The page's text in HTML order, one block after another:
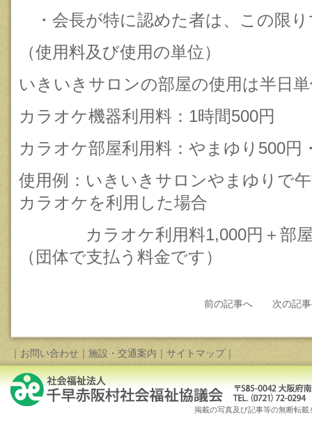
・会長が特に認めた者は、この限
（使用料及び使用の単位）
いきいきサロンの部屋の使用は半日
カラオケ機器利用料：1時間500円
カラオケ部屋利用料：やまゆり500円
使用例：いきいきサロンやまゆりで
カラオケを利用した場合
カラオケ利用料1,000円＋部屋
（団体で支払う料金です）
前の記事へ 次の記
｜ お問い合わせ ｜ 施設・交通案内 ｜ サイトマップ｜
掲載の写真及び記事等の無断転